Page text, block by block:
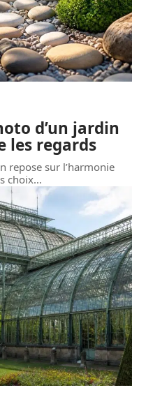
d’un jardin
les regards
repose sur l’harmonie
choix…